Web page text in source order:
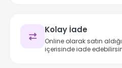
Kolay İade
Online olarak satın
içerisinde iade